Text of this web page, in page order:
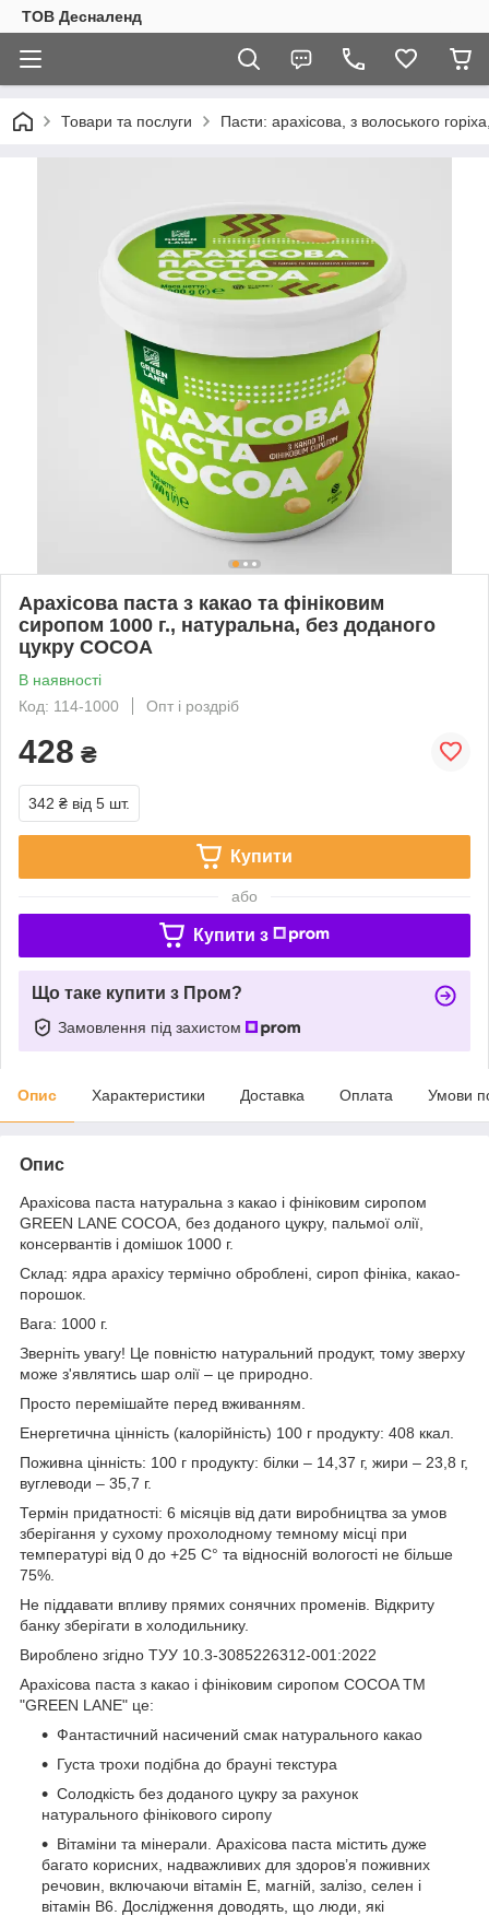
ТОВ Десналенд
Товари та послуги Пасти: арахісова, з волоського
Арахісова паста з какао та фініковим
сиропом 1000 г., натуральна, без доданого
цукру COCOA
В наявності
Код: 114-1000
Опт і роздріб
428 ₴
342 ₴ від 5 шт.
Купити
або
Купити з
Що таке купити з Пром?
Замовлення під захистом
Опис Характеристики Доставка Оплата Умови
Опис
Арахісова паста натуральна з какао і фініковим сиропом
GREEN LANE COCOA, без доданого цукру, пальмої олії,
консервантів і домішок 1000 г.
Склад: ядра арахісу термічно оброблені, сироп фініка, какао-
порошок.
Вага: 1000 г.
Зверніть увагу! Це повністю натуральний продукт, тому зверху
може з'являтись шар олії – це природно.
Просто перемішайте перед вживанням.
Енергетична цінність (калорійність) 100 г продукту: 408 ккал.
Поживна цінність: 100 г продукту: білки – 14,37 г, жири – 23,8 г,
вуглеводи – 35,7 г.
Термін придатності: 6 місяців від дати виробництва за умов
зберігання у сухому прохолодному темному місці при
температурі від 0 до +25 С° та відносній вологості не більше
75%.
Не піддавати впливу прямих сонячних променів. Відкриту
банку зберігати в холодильнику.
Вироблено згідно ТУУ 10.3-3085226312-001:2022
Арахісова паста з какао і фініковим сиропом COCOA ТМ
"GREEN LANE" це:
Фантастичний насичений смак натурального какао
Густа трохи подібна до брауні текстура
Солодкість без доданого цукру за рахунок
натурального фінікового сиропу
Вітаміни та мінерали. Арахісова паста містить дуже
багато корисних, надважливих для здоров’я поживних
речовин, включаючи вітамін Е, магній, залізо, селен і
вітамін В6. Дослідження доводять, що люди, які